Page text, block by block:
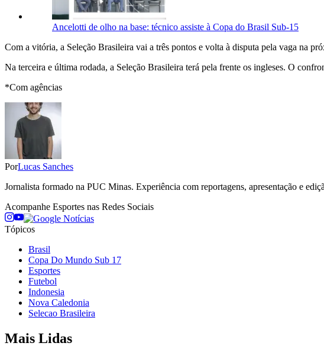
Ancelotti de olho na base: técnico assiste à Copa do Brasil Sub-15
Com a vitória, a Seleção Brasileira vai a três pontos e volta à disputa pela vaga na
Na terceira e última rodada, a Seleção Brasileira terá pela frente os ingleses. O
*Com agências
PorLucas Sanches
Jornalista formado na PUC Minas. Experiência com reportagens, apresentação e
Acompanhe Esportes nas Redes Sociais
Tópicos
Brasil
Copa Do Mundo Sub 17
Esportes
Futebol
Indonesia
Nova Caledonia
Selecao Brasileira
Mais Lidas